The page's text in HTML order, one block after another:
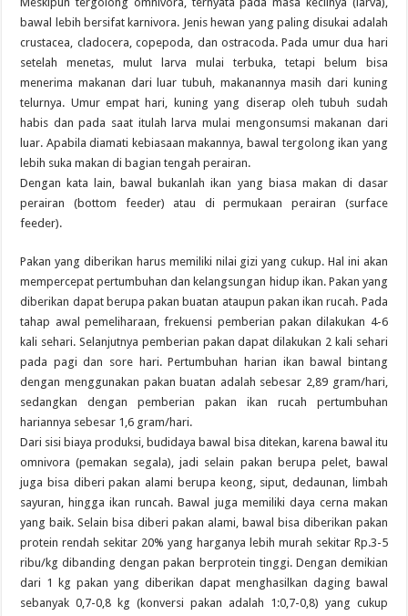
bawal lebih bersifat karnivora. Jenis hewan yang paling disukai adalah
crustacea, cladocera, copepoda, dan ostracoda. Pada umur dua hari
setelah menetas, mulut larva mulai terbuka, tetapi belum bisa
menerima makanan dari luar tubuh, makanannya masih dari kuning
telurnya. Umur empat hari, kuning yang diserap oleh tubuh sudah
habis dan pada saat itulah larva mulai mengonsumsi makanan dari
luar. Apabila diamati kebiasaan makannya, bawal tergolong ikan yang
lebih suka makan di bagian tengah perairan.
Dengan kata lain, bawal bukanlah ikan yang biasa makan di dasar
perairan (bottom feeder) atau di permukaan perairan (surface
feeder).
Pakan yang diberikan harus memiliki nilai gizi yang cukup. Hal ini akan
mempercepat pertumbuhan dan kelangsungan hidup ikan. Pakan yang
diberikan dapat berupa pakan buatan ataupun pakan ikan rucah. Pada
tahap awal pemeliharaan, frekuensi pemberian pakan dilakukan 4-6
kali sehari. Selanjutnya pemberian pakan dapat dilakukan 2 kali sehari
pada pagi dan sore hari. Pertumbuhan harian ikan bawal bintang
dengan menggunakan pakan buatan adalah sebesar 2,89 gram/hari,
sedangkan dengan pemberian pakan ikan rucah pertumbuhan
hariannya sebesar 1,6 gram/hari.
Dari sisi biaya produksi, budidaya bawal bisa ditekan, karena bawal itu
omnivora (pemakan segala), jadi selain pakan berupa pelet, bawal
juga bisa diberi pakan alami berupa keong, siput, dedaunan, limbah
sayuran, hingga ikan runcah. Bawal juga memiliki daya cerna makan
yang baik. Selain bisa diberi pakan alami, bawal bisa diberikan pakan
protein rendah sekitar 20% yang harganya lebih murah sekitar Rp.3-5
ribu/kg dibanding dengan pakan berprotein tinggi. Dengan demikian
dari 1 kg pakan yang diberikan dapat menghasilkan daging bawal
sebanyak 0,7-0,8 kg (konversi pakan adalah 1:0,7-0,8) yang cukup